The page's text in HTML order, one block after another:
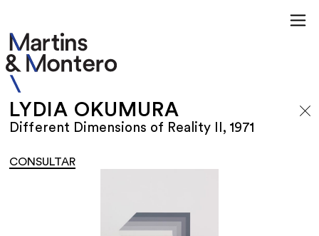
LYDIA OKUMURA
Different Dimensions of Reality II, 1971
CONSULTAR